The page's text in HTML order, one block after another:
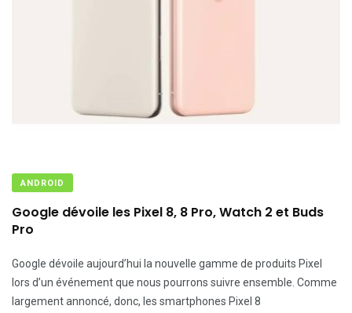
ANDROID
Google dévoile les Pixel 8, 8 Pro, Watch 2 et Buds
Pro
Google dévoile aujourd’hui la nouvelle gamme de produits Pixel
lors d’un événement que nous pourrons suivre ensemble. Comme
largement annoncé, donc, les smartphones Pixel 8